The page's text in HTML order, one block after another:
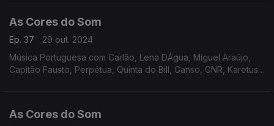
As Cores do Som
Ep. 37
29 out. 2024
Música Portuguesa com Carlão, Lena DÁgua, Miguel Araújo,
Capitão Fausto, Perpétua, Quinta do Bill, Ganso, GNR, Karetus
As Cores do Som